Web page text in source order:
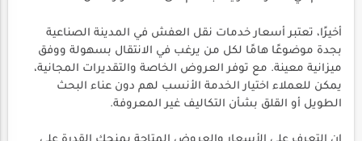
أخيرًا، تعتبر أسعار خدمات نقل العفش في المدينة الصناعية
بجدة موضوعًا هامًا لكل من يرغب في الانتقال بسهولة ووفق
ميزانية معينة. مع توفر العروض الخاصة والتقديرات المجانية،
يمكن للعملاء اختيار الخدمة الأنسب لهم دون عناء البحث
الطويل أو القلق بشأن التكاليف غير المعروفة.